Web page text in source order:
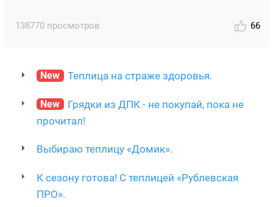
138770 просмотров 66
New Теплица на страже здоровья.
New
Грядки из ДПК - не покупай, пока не
прочитал!
Выбираю теплицу «Домик».
К сезону готова! С теплицей «Рублевская
ПРО».